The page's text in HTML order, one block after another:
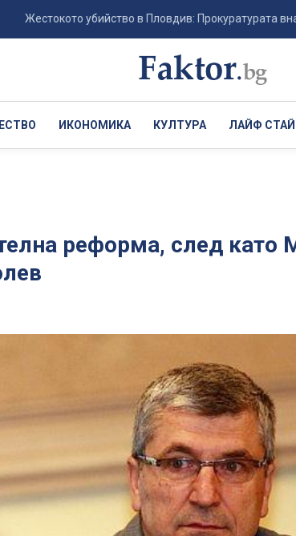
убийство в Пловдив: Прокуратурата внася
ИКОНОМИКА КУЛТУРА ЛАЙФ
реформа, след като